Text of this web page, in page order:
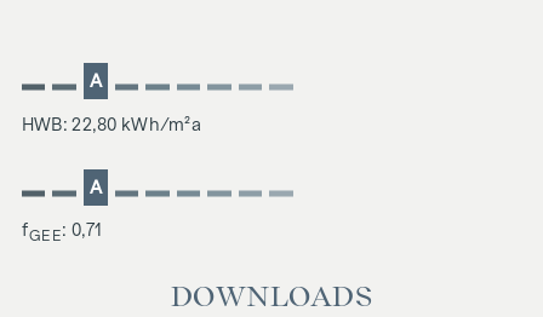
A
HWB: 22,80 kWh/m²a
A
fGEE: 0,71
DOWNLOADS